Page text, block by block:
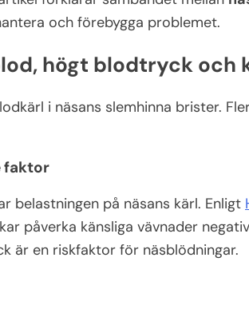
och förebygga problemet.
högt blodtryck och
i näsans slemhinna brister.
faktor
belastningen på näsans kärl. Enligt
påverka känsliga vävnader
är en riskfaktor för näsblödningar.